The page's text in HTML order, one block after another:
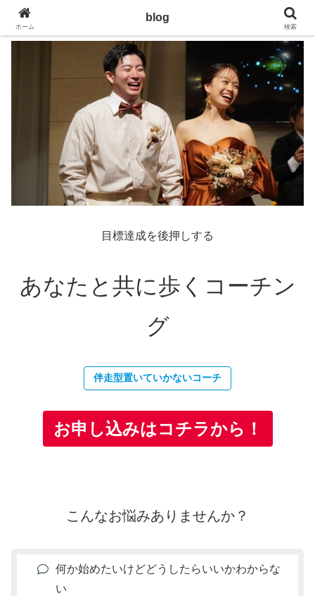
目標達成を後押しする
あなたと共に歩くコーチン
グ
伴走型置いていかないコーチ
お申し込みはコチラから！
こんなお悩みありませんか？
何か始めたいけどどうしたらいいかわからな
い
ホーム
blog
検索